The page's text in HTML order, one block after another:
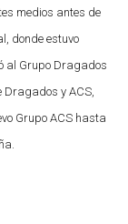
medios antes de
donde estuvo
al Grupo Dragados
Dragados y ACS,
Grupo ACS hasta